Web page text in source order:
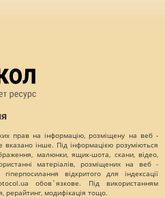
прав на інформацію, розміщену на веб -
вказано інше. Під інформацією розуміються
малюнки, ящик-шота, скани, відео,
матеріалів, розміщених на веб -
відкритого для індексації
обов`язкове. Під використанням
рерайтинг, модифікація тощо.